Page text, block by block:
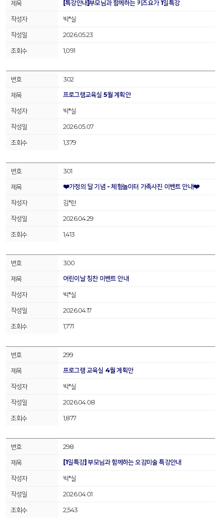
[특강안내]부모님과 함께하는 키즈요가 1일특강
박*실
2026.05.23
1,091
302
프로그램교육실 5월 계획안
박*실
2026.05.07
1,379
301
❤️가정의 달 기념 - 체험놀이터 가족사진 이벤트 안내❤️
김*란
2026.04.29
1,413
300
어린이날 칭찬 이벤트 안내
박*실
2026.04.17
1,771
299
프로그램 교육실 4월 계획안
박*실
2026.04.08
1,877
298
[1일특강] 부모님과 함께하는 오감미술 특강안내
박*실
2026.04.01
2,543